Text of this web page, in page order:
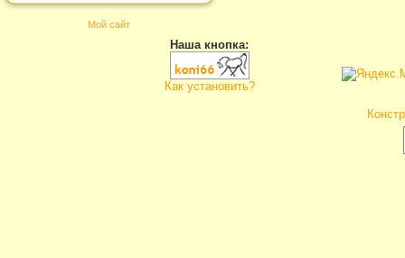
Мой сайт
Наша кнопка:
Как установить?